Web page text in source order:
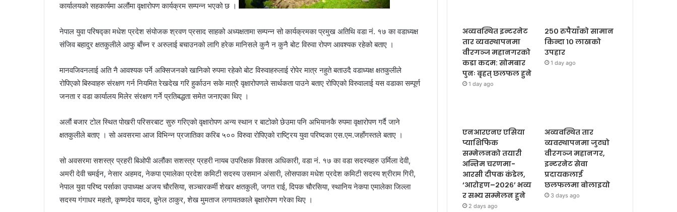
कार्यालयको सहकार्यमा अलौंमा वृक्षारोपण कार्यक्रम सम्पन्न भएको छ ।
नेपाल युवा परिषद्का मधेश प्रदेश संयोजक श्रवण प्रसाद साहको अध्यक्षतामा सम्पन्न सो कार्यक्रमका प्रमुख अतिथि वडा नं. १७ का वडाध्यक्ष
संजिव बहादुर क्षतकुलीले आफु बाँच्न र अरुलाई बचाउनको लागि हरेक मानिसले कुनै न कुनै बोट विरुवा रोपण आवश्यक रहेको बताए ।
मानवजिवनलाई अति नै आवश्यक पर्ने अक्सिजनको खानिको रुपमा रहेको बोट विरुवाहरुलाई रोपेर मात्र नहुते बताउदै वडाध्यक्ष क्षतकुलीले
रोपिएको बिरुवाहरु संरक्षण गर्न नियमित रेखदेख गरि हुर्काउन सके मात्रै वृक्षारोपणले सार्थकता पाउने बताए रोपिएको विरुवालाई यस वडाका सम्पूर्ण
जनता र वडा कार्यालय मिलेर संरक्षण गर्ने प्रतिबद्धता समेत जनाएका थिए ।
अलौं बजार टोल स्थित पोखरी परिसरबाट सुरु गरिएको वृक्षारोपण अन्य स्थान र बाटोको छेउमा पनि अभियानकै रुपमा वृक्षारोपण गर्दै जाने
क्षतकुलीले बताए । सो अवसरमा आज विभिन्न प्रजातिका करिब ५०० विरुवा रोपिएको राष्ट्रिय युवा परिष्दका एस.एम.जहाँगस्तले बताए ।
सो अवसरमा सशस्त्र प्रहरी बिओपी अलौंका सशस्त्र प्रहरी नायब उपरिक्षक विकास अधिकारी, वडा नं. १७ का वडा सदस्यहरु उर्मिला देवी,
अमरी देवी चमईन, नेसार अहमद, नेकपा एमालेका प्रदेश कमिटी सदस्य उसमान अंसारी, लोसपाका मधेश प्रदेश कमिटी सदस्य श्रीराम गिरी,
नेपाल युवा परिष्द पर्साका उपाध्यक्ष अजय चौरसिया, सञ्चारकर्मी शेखर क्षतकुली, जगत राई, दिपक चौरसिया, स्थानिय नेकपा एमालेका जिल्ला
सदस्य गंगाधर महतो, कृष्णदेव यादव, बुनेल ठाकुर, शेख मुमताज लगायतकाले बृक्षारोपण गरेका थिए ।
अव्यवस्थित इन्टरनेट
तार व्यवस्थापनमा
वीरगञ्ज महानगरको
कडा कदम: सोमबार
पुनः बृहत् छलफल हुने
1 day ago
२५० रुपैयाँको सामान
किन्दा १० लाखको
उपहार
1 day ago
एनआरएनए एसिया
प्याशिफिक
सम्मेलनको तयारी
अन्तिम चरणमा-
आरसी दीपक कंडेल,
‘आरोहण–२०२६’ भव्य
र सभ्य सम्मेलन हुने
2 days ago
अव्यवस्थित तार
व्यवस्थापनमा जुट्यो
वीरगञ्ज महानगर,
इन्टरनेट सेवा
प्रदायकलाई
छलफलमा बोलाइयो
3 days ago